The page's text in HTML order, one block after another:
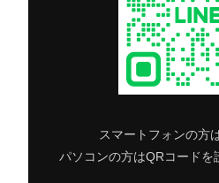
スマートフォンの方
パソコンの方はQRコードを